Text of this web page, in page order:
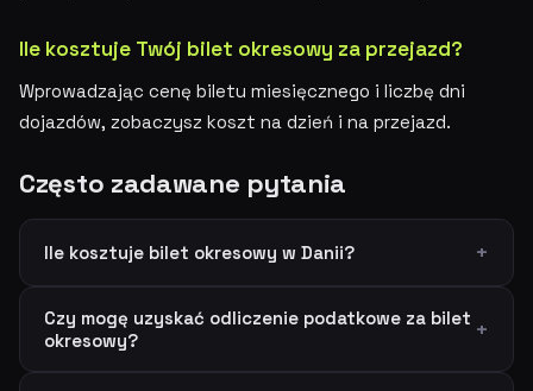
Ile kosztuje Twój bilet okresowy za przejazd?
Wprowadzając cenę biletu miesięcznego i liczbę dni
dojazdów, zobaczysz koszt na dzień i na przejazd.
Często zadawane pytania
Ile kosztuje bilet okresowy w Danii?
Czy mogę uzyskać odliczenie podatkowe za bilet
okresowy?